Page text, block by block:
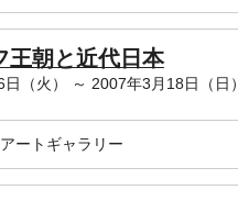
王朝と近代日本
（火） ～ 2007年3月18日（日）
ートギャラリー